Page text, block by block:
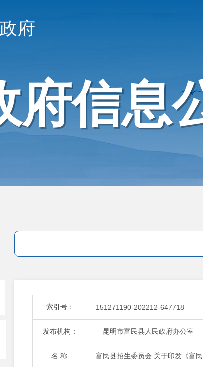
府
府信息
索引号： 151271190-202212-647718
发布机构： 昆明市富民县人民政府办公室
名 称: 富民县招生委员会 关于印发《富